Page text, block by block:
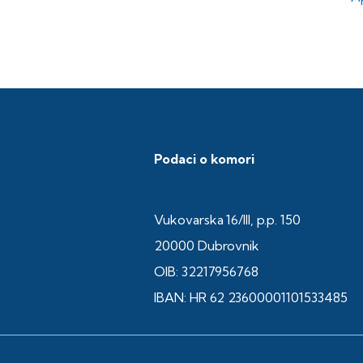
Podaci o komori
Vukovarska 16/III, p.p. 150
20000 Dubrovnik
OIB: 32217956768
IBAN: HR 62 23600001101533485